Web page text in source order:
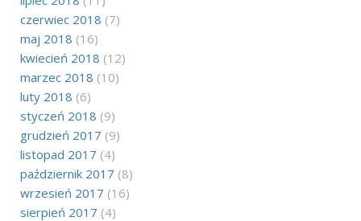
czerwiec 2018 (7)
maj 2018 (16)
kwiecień 2018 (12)
marzec 2018 (10)
luty 2018 (6)
styczeń 2018 (9)
grudzień 2017 (9)
listopad 2017 (4)
październik 2017 (8)
wrzesień 2017 (16)
sierpień 2017 (4)